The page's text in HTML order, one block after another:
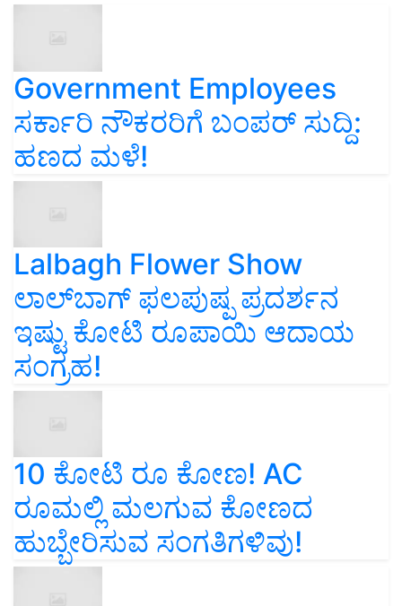
Government Employees
ಸರ್ಕಾರಿ ನೌಕರರಿಗೆ ಬಂಪರ್‌ ಸುದ್ದಿ:
ಹಣದ ಮಳೆ!
Lalbagh Flower Show
ಲಾಲ್‌ಬಾಗ್ ಫಲಪುಷ್ಪ ಪ್ರದರ್ಶನ
ಇಷ್ಟು ಕೋಟಿ ರೂಪಾಯಿ ಆದಾಯ
ಸಂಗ್ರಹ!
10 ಕೋಟಿ ರೂ ಕೋಣ! AC
ರೂಮಲ್ಲಿ ಮಲಗುವ ಕೋಣದ
ಹುಬ್ಬೇರಿಸುವ ಸಂಗತಿಗಳಿವು!